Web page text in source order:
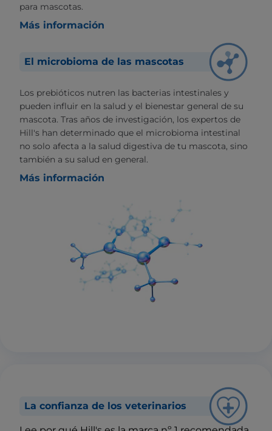
para mascotas.
Más información
El microbioma de las mascotas
Los prebióticos nutren las bacterias intestinales y
pueden influir en la salud y el bienestar general de su
mascota. Tras años de investigación, los expertos de
Hill's han determinado que el microbioma intestinal
no solo afecta a la salud digestiva de tu mascota, sino
también a su salud en general.
Más información
La confianza de los veterinarios